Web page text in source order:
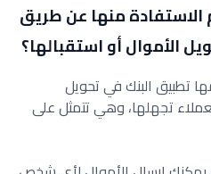
منها عن طريق
الأموال أو استقبالها؟
تطبيق البنك في تحويل
تجهلها، وهي تتمثل على